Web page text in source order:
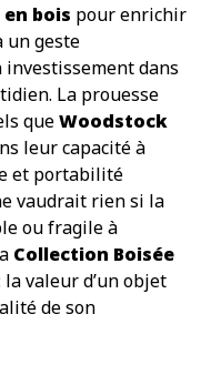
bois pour enrichir
un geste
investissement dans
La prouesse
queWoodstock
leur capacité à
et portabilité
vaudrait rien si la
ou fragile à
Collection Boisée
valeur d’un objet
de son